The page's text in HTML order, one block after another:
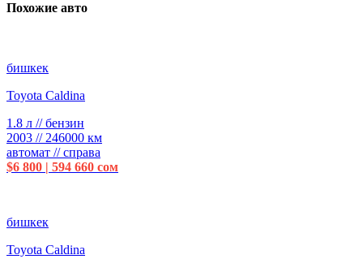
Похожие авто
бишкек
Toyota Caldina
1.8 л // бензин
2003 // 246000 км
автомат // справа
$6 800 | 594 660 сом
бишкек
Toyota Caldina